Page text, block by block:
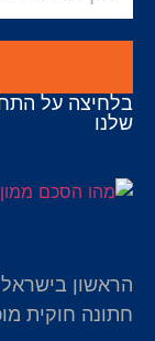
בלחיצה על
שלנו
הראשון
חתונה חוקית